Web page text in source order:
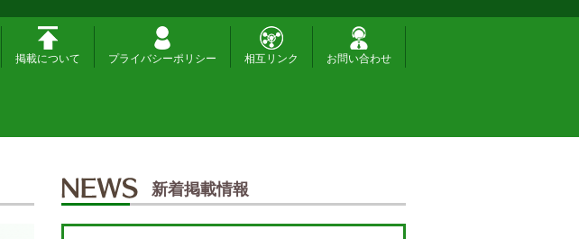
掲載について プライバシーポリシー 相互リンク お問い合わせ
新着掲載情報